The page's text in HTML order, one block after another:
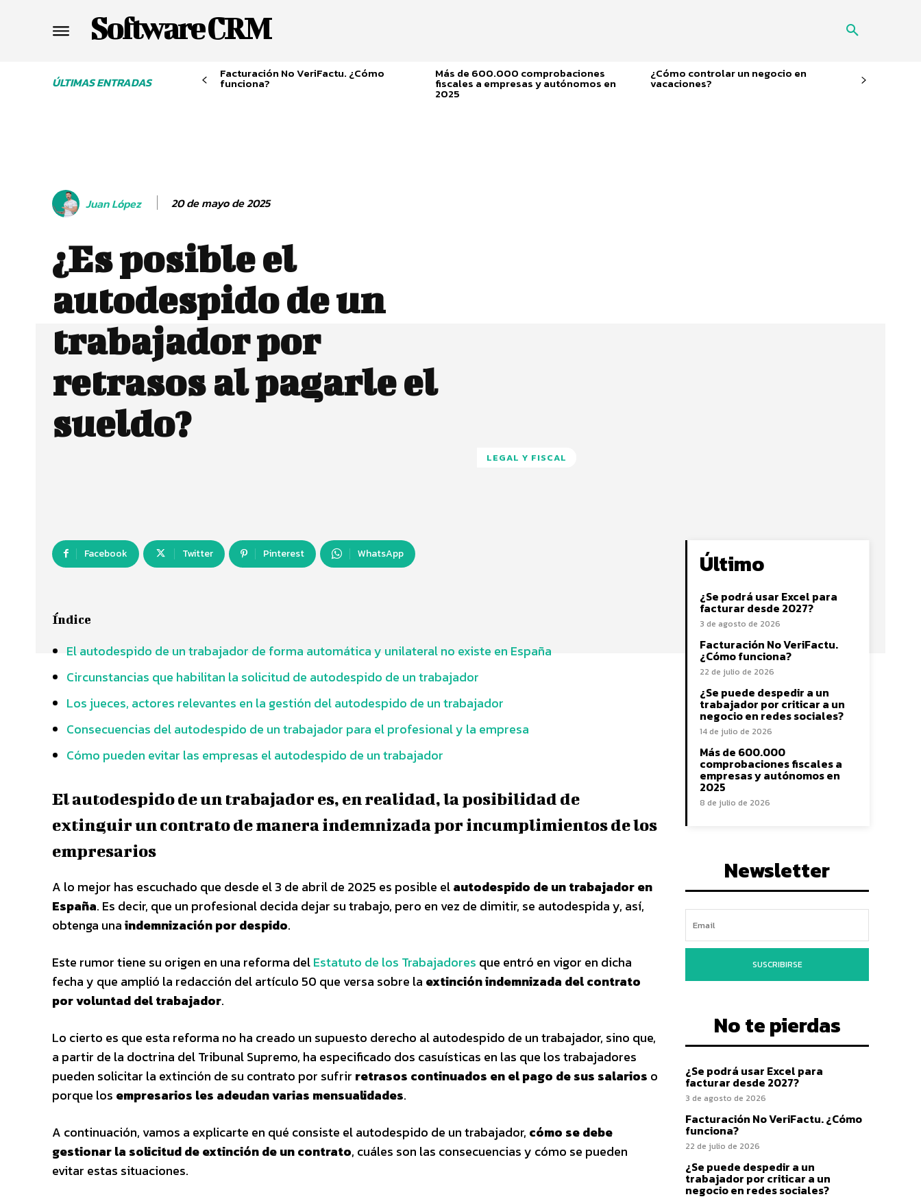
Software CRM
ÚLTIMAS ENTRADAS
Facturación No VeriFactu. ¿Cómo
funciona?
Más de 600.000 comprobaciones
fiscales a empresas y autónomos en
2025
¿Cómo controlar un negocio en
vacaciones?
Juan López 20 de mayo de 2025
¿Es posible el
autodespido de un
trabajador por
retrasos al pagarle el
sueldo?
LEGAL Y FISCAL
Facebook Twitter Pinterest WhatsApp
Índice
El autodespido de un trabajador de forma automática y unilateral no existe en España
Circunstancias que habilitan la solicitud de autodespido de un trabajador
Los jueces, actores relevantes en la gestión del autodespido de un trabajador
Consecuencias del autodespido de un trabajador para el profesional y la empresa
Cómo pueden evitar las empresas el autodespido de un trabajador
El autodespido de un trabajador es, en realidad, la posibilidad de
extinguir un contrato de manera indemnizada por incumplimientos de los
empresarios
A lo mejor has escuchado que desde el 3 de abril de 2025 es posible elautodespido de un trabajador en
España. Es decir, que un profesional decida dejar su trabajo, pero en vez de dimitir, se autodespida y, así,
obtenga unaindemnización por despido.
Este rumor tiene su origen en una reforma delEstatuto de los Trabajadores que entró en vigor en dicha
fecha y que amplió la redacción del artículo 50 que versa sobre la extinción indemnizada del contrato
por voluntad del trabajador.
Lo cierto es que esta reforma no ha creado un supuesto derecho al autodespido de un trabajador, sino que,
a partir de la doctrina del Tribunal Supremo, ha especificado dos casuísticas en las que los trabajadores
pueden solicitar la extinción de su contrato por sufrir retrasos continuados en el pago de sus salarios o
porque los empresarios les adeudan varias mensualidades.
A continuación, vamos a explicarte en qué consiste el autodespido de un trabajador, cómo se debe
gestionar la solicitud de extinción de un contrato, cuáles son las consecuencias y cómo se pueden
evitar estas situaciones.
Último
¿Se podrá usar Excel para
facturar desde 2027?
3 de agosto de 2026
Facturación No VeriFactu.
¿Cómo funciona?
22 de julio de 2026
¿Se puede despedir a un
trabajador por criticar a un
negocio en redes sociales?
14 de julio de 2026
Más de 600.000
comprobaciones fiscales a
empresas y autónomos en
2025
8 de julio de 2026
Newsletter
SUSCRIBIRSE
No te pierdas
¿Se podrá usar Excel para
facturar desde 2027?
3 de agosto de 2026
Facturación No VeriFactu. ¿Cómo
funciona?
22 de julio de 2026
¿Se puede despedir a un
trabajador por criticar a un
negocio en redes sociales?